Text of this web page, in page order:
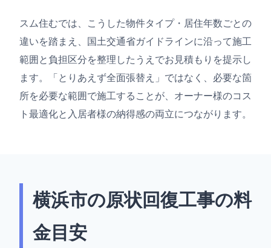
スム住むでは、こうした物件タイプ・居住年数ごとの
違いを踏まえ、国土交通省ガイドラインに沿って施工
範囲と負担区分を整理したうえでお見積もりを提示し
ます。「とりあえず全面張替え」ではなく、必要な箇
所を必要な範囲で施工することが、オーナー様のコス
ト最適化と入居者様の納得感の両立につながります。
横浜市の原状回復工事の料
金目安